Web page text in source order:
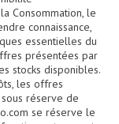
Consommation, le
connaissance,
essentielles du
présentées par
stocks disponibles.
les offres
réserve de
se réserve le